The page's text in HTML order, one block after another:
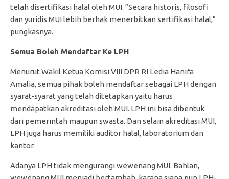
telah disertifikasi halal oleh MUI. “Secara historis, filosofi
dan yuridis MUI lebih berhak menerbitkan sertifikasi halal,”
pungkasnya.
Semua Boleh Mendaftar Ke LPH
Menurut Wakil Ketua Komisi VIII DPR RI Ledia Hanifa
Amalia, semua pihak boleh mendaftar sebagai LPH dengan
syarat-syarat yang telah ditetapkan yaitu harus
mendapatkan akreditasi oleh MUI. LPH ini bisa dibentuk
dari pemerintah maupun swasta. Dan selain akreditasi MUI,
LPH juga harus memiliki auditor halal, laboratorium dan
kantor.
Adanya LPH tidak mengurangi wewenang MUI. Bahlan,